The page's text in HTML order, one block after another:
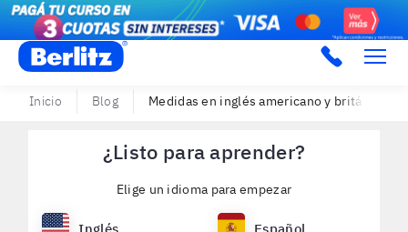
Berlitz Argentina
Inicio Blog Medidas en inglés americano y británico
¿Listo para aprender?
Elige un idioma para empezar